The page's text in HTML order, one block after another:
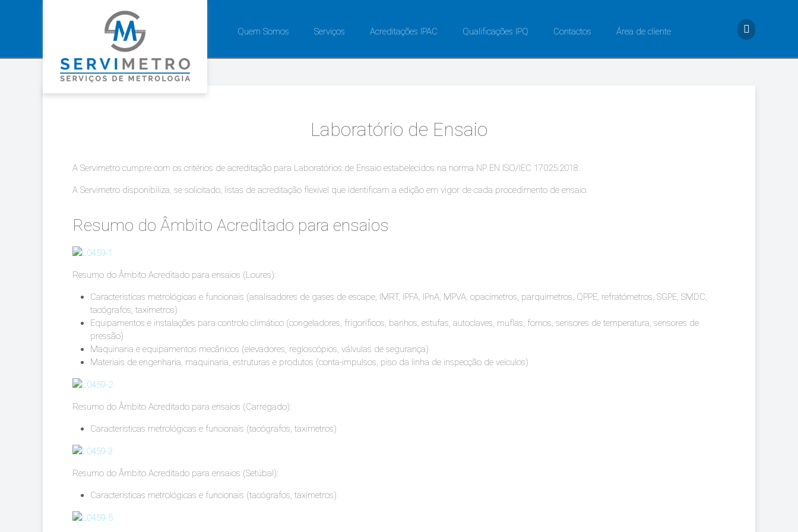
Quem Somos Serviços Acreditações IPAC Qualificações IPQ Contactos Área de cliente
Laboratório de Ensaio
A Servimetro cumpre com os critérios de acreditação para Laboratórios de Ensaio estabelecidos na norma NP EN ISO/IEC 17025:2018.
A Servimetro disponibiliza, se solicitado, listas de acreditação flexível que identificam a edição em vigor de cada procedimento de ensaio.
Resumo do Âmbito Acreditado para ensaios
Resumo do Âmbito Acreditado para ensaios (Loures):
Características metrológicas e funcionais (analisadores de gases de escape, IMRT, IPFA, IPnA, MPVA, opacímetros, parquímetros, QPPE, refratómetros, SGPE, SMDC,
tacógrafos, taxímetros)
Equipamentos e instalações para controlo climático (congeladores, frigoríficos, banhos, estufas, autoclaves, muflas, fornos, sensores de temperatura, sensores de
pressão)
Maquinaria e equipamentos mecânicos (elevadores, regloscópios, válvulas de segurança)
Materiais de engenharia, maquinaria, estruturas e produtos (conta-impulsos, piso da linha de inspecção de veículos)
Resumo do Âmbito Acreditado para ensaios (Carregado):
Características metrológicas e funcionais (tacógrafos, taxímetros)
Resumo do Âmbito Acreditado para ensaios (Setúbal):
Características metrológicas e funcionais (tacógrafos, taxímetros)